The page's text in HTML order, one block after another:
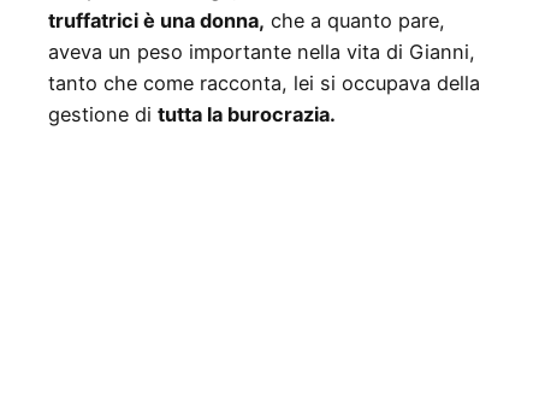
truffatrici è una donna, che a quanto pare,
aveva un peso importante nella vita di Gianni,
tanto che come racconta, lei si occupava della
gestione di tutta la burocrazia.